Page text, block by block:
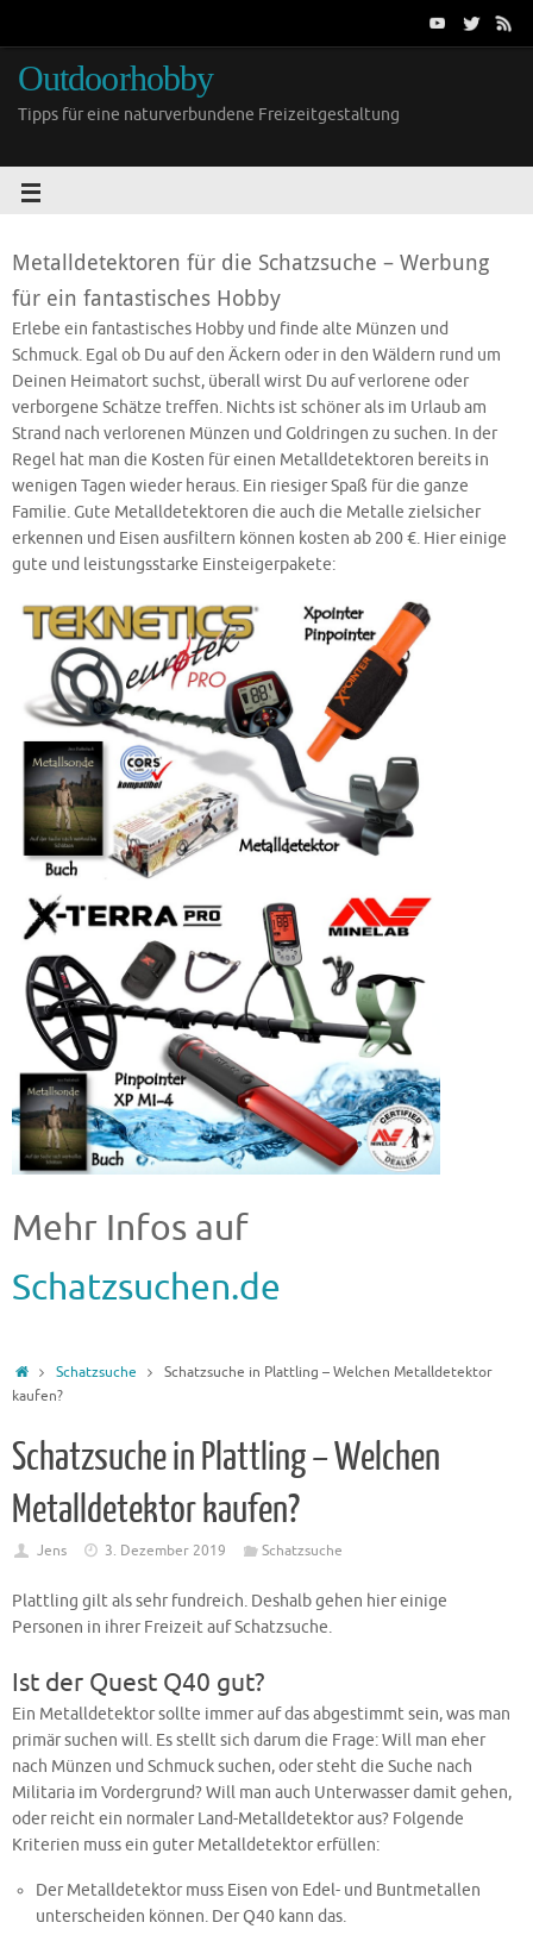
Outdoorhobby
Tipps für eine naturverbundene Freizeitgestaltung
Metalldetektoren für die Schatzsuche – Werbung
für ein fantastisches Hobby
Erlebe ein fantastisches Hobby und finde alte Münzen und
Schmuck. Egal ob Du auf den Äckern oder in den Wäldern rund um
Deinen Heimatort suchst, überall wirst Du auf verlorene oder
verborgene Schätze treffen. Nichts ist schöner als im Urlaub am
Strand nach verlorenen Münzen und Goldringen zu suchen. In der
Regel hat man die Kosten für einen Metalldetektoren bereits in
wenigen Tagen wieder heraus. Ein riesiger Spaß für die ganze
Familie. Gute Metalldetektoren die auch die Metalle zielsicher
erkennen und Eisen ausfiltern können kosten ab 200 €. Hier einige
gute und leistungsstarke Einsteigerpakete:
Mehr Infos auf
Schatzsuchen.de
Schatzsuche
Schatzsuche in Plattling – Welchen Metalldetektor
kaufen?
Schatzsuche in Plattling – Welchen
Metalldetektor kaufen?
Jens 3. Dezember 2019 Schatzsuche
Plattling gilt als sehr fundreich. Deshalb gehen hier einige
Personen in ihrer Freizeit auf Schatzsuche.
Ist der Quest Q40 gut?
Ein Metalldetektor sollte immer auf das abgestimmt sein, was man
primär suchen will. Es stellt sich darum die Frage: Will man eher
nach Münzen und Schmuck suchen, oder steht die Suche nach
Militaria im Vordergrund? Will man auch Unterwasser damit gehen,
oder reicht ein normaler Land-Metalldetektor aus? Folgende
Kriterien muss ein guter Metalldetektor erfüllen:
Der Metalldetektor muss Eisen von Edel- und Buntmetallen
unterscheiden können. Der Q40 kann das.